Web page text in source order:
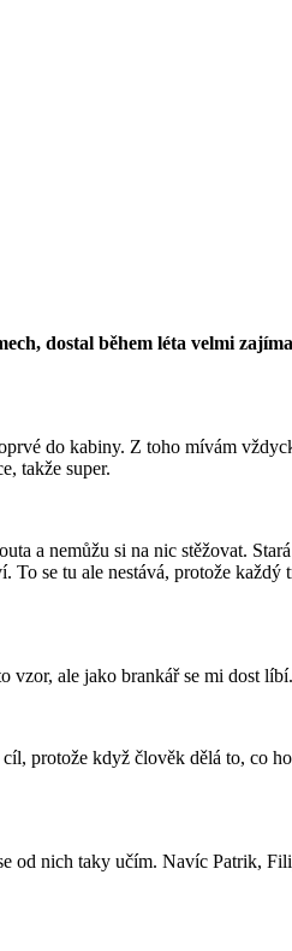
dostal během léta velmi
do kabiny. Z toho mívám
takže super.
a nemůžu si na nic stěžovat.
se tu ale nestává, protože
ale jako brankář se mi dost
protože když člověk dělá to, co
od nich taky učím. Navíc Patrik,